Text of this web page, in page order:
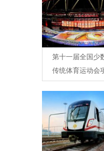
第十一届全国少
传统体育运动会